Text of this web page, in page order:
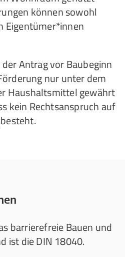
können sowohl
Eigentümer*innen
Antrag vor Baubeginn
nur unter dem
Haushaltsmittel gewährt
kein Rechtsanspruch auf
barrierefreie Bauen und
ist die DIN 18040.